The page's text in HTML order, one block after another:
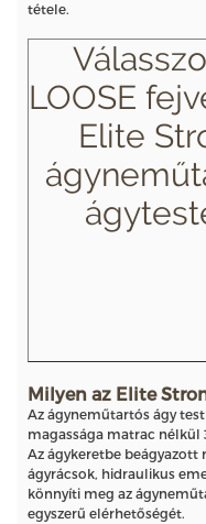
tétele.
LOOSE
Elite
Milyen az Elite
Az ágyneműtartós ágy
magassága matrac nélkül
Az ágykeretbe
ágyrácsok, hidraulikus
könnyíti meg az
egyszerű elérhetőségét.